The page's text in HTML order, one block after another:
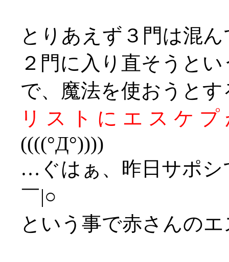
とりあえず３門は混
２門に入り直そうと
で、魔法を使おうと
リ ス ト に エ ス ケ
((((°Д°))))
…ぐはぁ、昨日サポシ
￣|○
という事で赤さんの